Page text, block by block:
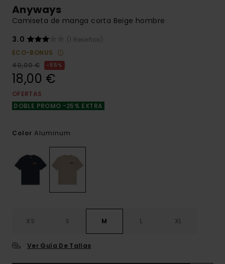
Anyways
Camiseta de manga corta Beige hombre
3.0
(1 Reseñas)
ECO-BONUS
40,00 €
55%
18,00 €
OFERTAS
DOBLE PROMO -25% EXTRA
Color Aluminum
XS S M L XL
Ver Guía De Tallas